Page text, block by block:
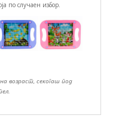
по случаен избор.
возраст, секогаш под